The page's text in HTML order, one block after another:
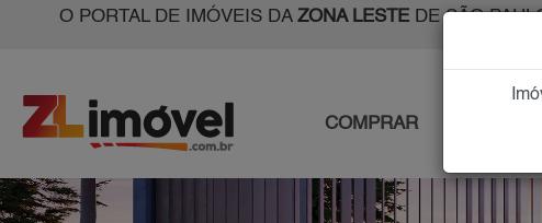
O PORTAL DE IMÓVEIS DA ZONA LESTEDE SÃO
COMPRAR